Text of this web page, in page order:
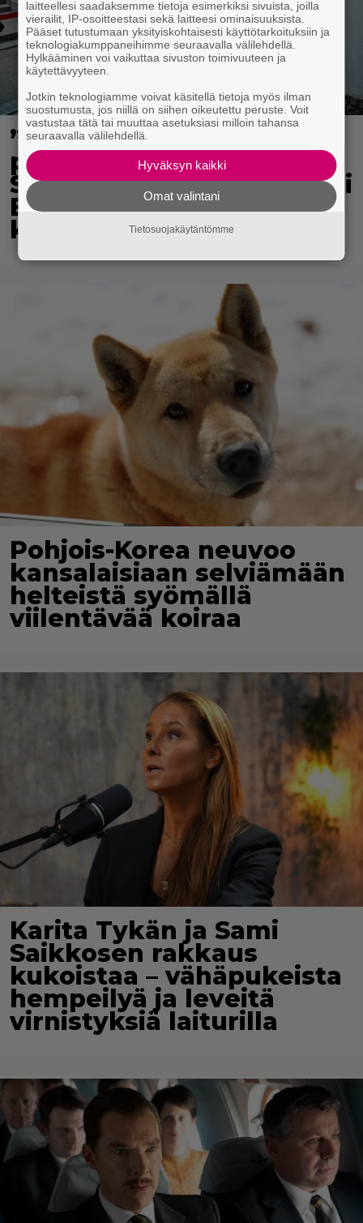
”Mitä isompi vehje, sen
paremmin kulkee” –
Susanna Penttilä suuntasi
Bangbussinsa Helsingin
keskustaan
Pohjois-Korea neuvoo
kansalaisiaan selviämään
helteistä syömällä
viilentävää koiraa
Karita Tykän ja Sami
Saikkosen rakkaus
kukoistaa – vähäpukeista
hempeilyä ja leveitä
virnistyksiä laiturilla
laitteellesi saadaksemme tietoja esimerkiksi sivuista, joilla
vierailit, IP-osoitteestasi sekä laitteesi ominaisuuksista.
Pääset tutustumaan yksityiskohtaisesti käyttötarkoituksiin ja
teknologiakumppaneihimme seuraavalla välilehdellä.
Hylkääminen voi vaikuttaa sivuston toimivuuteen ja
käytettävyyteen.
Jotkin teknologiamme voivat käsitellä tietoja myös ilman
suostumusta, jos niillä on siihen oikeutettu peruste. Voit
vastustaa tätä tai muuttaa asetuksiasi milloin tahansa
seuraavalla välilehdellä.
Hyväksyn kaikki
Omat valintani
Tietosuojakäytäntömme